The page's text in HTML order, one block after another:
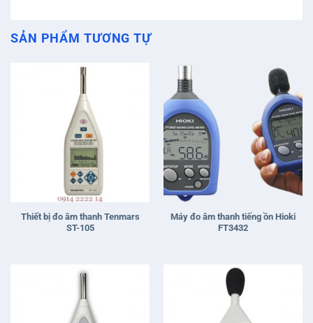
SẢN PHẨM TƯƠNG TỰ
Thiết bị đo âm thanh Tenmars
ST-105
Máy đo âm thanh tiếng ồn Hioki
FT3432